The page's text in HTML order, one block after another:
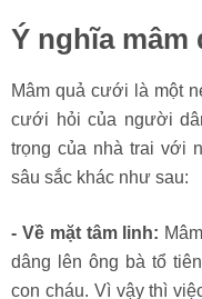
Ý nghĩa
Mâm quả cưới là một
cưới hỏi của người
trọng của nhà trai với
sâu sắc khác như sau:
- Về mặt tâm linh:
dâng lên ông bà tổ
con cháu. Vì vậy thì